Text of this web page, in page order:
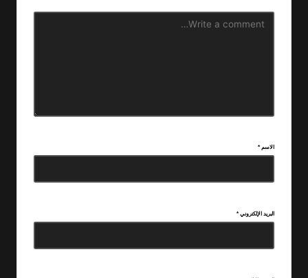
الاسم *
البريد الإلكتروني *